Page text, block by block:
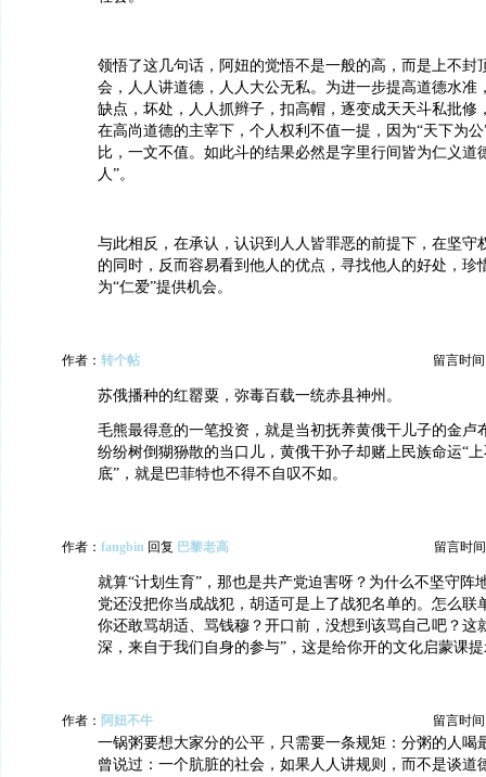
领悟了这几句话，阿妞的觉悟不是一般的高，而是上不封
会，人人讲道德，人人大公无私。为进一步提高道德水准
缺点，坏处，人人抓辫子，扣高帽，逐变成天天斗私批修
在高尚道德的主宰下，个人权利不值一提，因为“天下为
比，一文不值。如此斗的结果必然是字里行间皆为仁义道
人”。
与此相反，在承认，认识到人人皆罪恶的前提下，在坚守
的同时，反而容易看到他人的优点，寻找他人的好处，珍
为“仁爱”提供机会。
作者： 转个帖 留言时间
苏俄播种的红罂粟，弥毒百载一统赤县神州。
毛熊最得意的一笔投资，就是当初抚养黄俄干儿子的金卢
纷纷树倒猢狲散的当口儿，黄俄干孙子却赌上民族命运“
底”，就是巴菲特也不得不自叹不如。
作者： fangbin 回复 巴黎老高 留言时
就算“计划生育”，那也是共产党迫害呀？为什么不坚守阵
党还没把你当成战犯，胡适可是上了战犯名单的。怎么联
你还敢骂胡适、骂钱穆？开口前，没想到该骂自己吧？这
深，来自于我们自身的参与”，这是给你开的文化启蒙课
作者： 阿妞不牛 留言时间
一锅粥要想大家分的公平，只需要一条规矩：分粥的人喝
曾说过：一个肮脏的社会，如果人人讲规则，而不是谈道